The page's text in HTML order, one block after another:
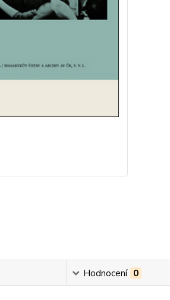
Hodnocení 0